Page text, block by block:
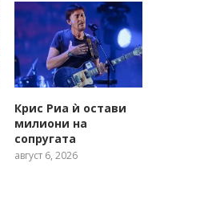
Крис Риа ѝ остави
милиони на
сопругата
август 6, 2026